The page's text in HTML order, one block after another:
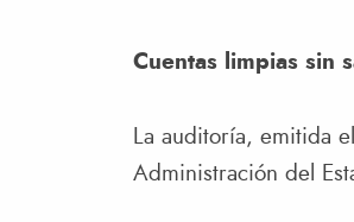
Cuentas limpias sin
La auditoría, emitida
Administración del